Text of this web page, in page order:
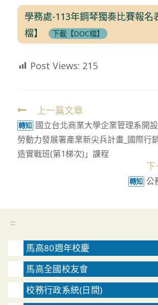
學務處-113年鋼琴獨奏比賽報名
檔】
下載【DOC檔】
Post Views: 215
Read
more
articles
上一篇文章
轉知 國立台北商業大學企業管理系開
勞動力發展署產業新尖兵計畫_國際行
造實戰班(第1梯次)」課程
下
轉知 公
:::
馬高80週年校慶
馬高全國校友會
校務行政系統(日間)